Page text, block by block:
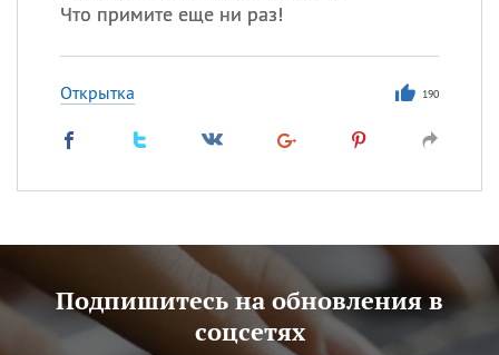
Что примите еще ни раз!
Открытка 190
Подпишитесь на обновления в
соцсетях